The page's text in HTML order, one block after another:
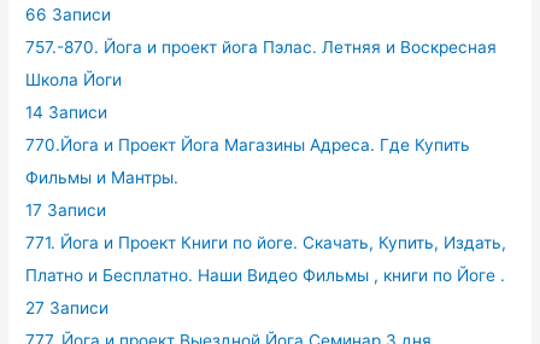
66 Записи
757.-870. Йога и проект йога Пэлас. Летняя и Воскресная
Школа Йоги
14 Записи
770.Йога и Проект Йога Магазины Адреса. Где Купить
Фильмы и Мантры.
17 Записи
771. Йога и Проект Книги по йоге. Скачать, Купить, Издать,
Платно и Бесплатно. Наши Видео Фильмы , книги по Йоге .
27 Записи